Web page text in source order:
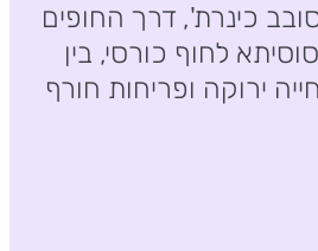
כינרת', דרך החופים
לחוף כורסי, בין
ירוקה ופריחות חורף